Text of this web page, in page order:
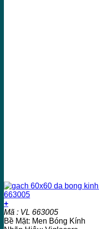
+
Mã : VL 663005
Bề Mặt: Men Bóng Kính